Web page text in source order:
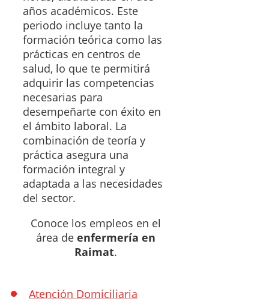
años académicos. Este
periodo incluye tanto la
formación teórica como las
prácticas en centros de
salud, lo que te permitirá
adquirir las competencias
necesarias para
desempeñarte con éxito en
el ámbito laboral. La
combinación de teoría y
práctica asegura una
formación integral y
adaptada a las necesidades
del sector.
Conoce los empleos en el
área de enfermería en
Raimat.
Atención Domiciliaria